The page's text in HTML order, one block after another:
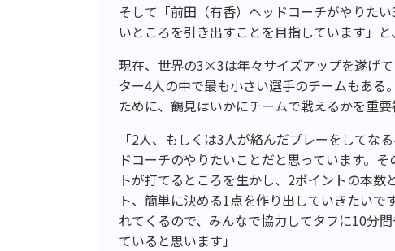
そして「前田（有香）ヘッドコーチがやりた
いところを引き出すことを目指しています」
現在、世界の3×3は年々サイズアップを遂げ
ター4人の中で最も小さい選手のチームもあ
ために、鶴見はいかにチームで戦えるかを重要
「2人、もしくは3人が絡んだプレーをしてな
ドコーチのやりたいことだと思っています。
トが打てるところを生かし、2ポイントの本
ト、簡単に決める1点を作り出していきたい
れてくるので、みんなで協力してタフに10分
ていると思います」